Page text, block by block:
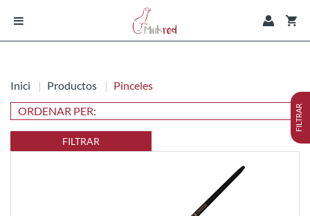
Inici Productos Pinceles
FILTRAR
FILTRAR